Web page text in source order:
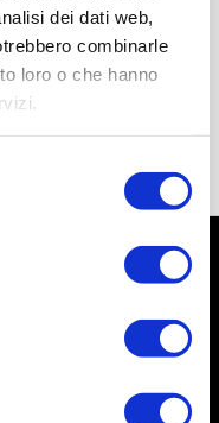
dei dati web,
combinarle
loro o che hanno